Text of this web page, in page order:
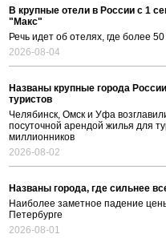
В крупные отели в России с 1
"Макс"
Речь идет об отелях, где более
2026-08-04
Названы крупные города
туристов
Челябинск, Омск и Уфа
посуточной арендой жилья для
миллионников
2026-08-02
Названы города, где сильнее
Наиболее заметное падение
Петербурге
2026-08-01